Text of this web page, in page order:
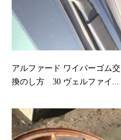
アルファード ワイパーゴム交
換のし方 30 ヴェルファイ...